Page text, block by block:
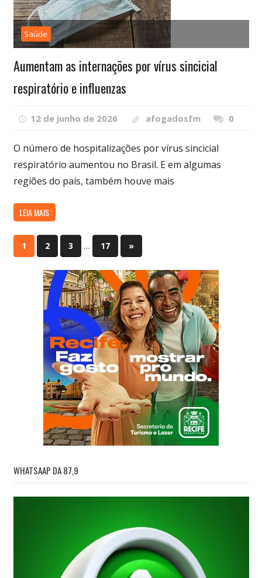
Saúde
Aumentam as internações por vírus sincicial
respiratório e influenzas
12 de junho de 2026 afogadosfm 0
O número de hospitalizações por vírus sincicial
respiratório aumentou no Brasil. E em algumas
regiões do país, também houve mais
LEIA MAIS
Paginação
posts
1 2 3 … 17
Próximos
Posts
»
WHATSAAP DA 87,9